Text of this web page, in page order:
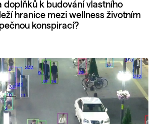
doplňků k budování vlastního
hranice mezi wellness životním
konspirací?